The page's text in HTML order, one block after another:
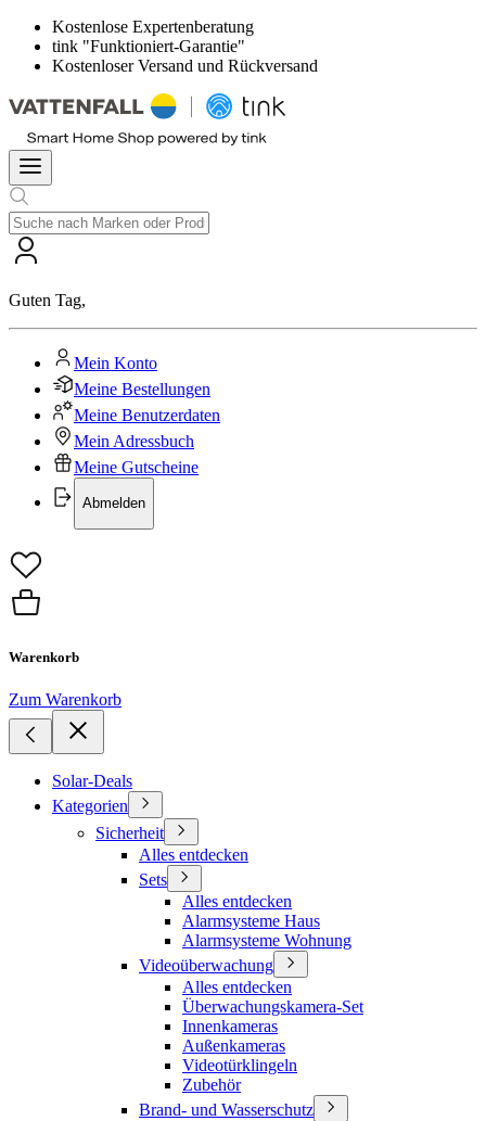
Kostenlose Expertenberatung
tink "Funktioniert-Garantie"
Kostenloser Versand und Rückversand
Guten Tag,
Mein Konto
Meine Bestellungen
Meine Benutzerdaten
Mein Adressbuch
Meine Gutscheine
Abmelden
Warenkorb
Zum Warenkorb
Solar-Deals
Kategorien
Sicherheit
Alles entdecken
Sets
Alles entdecken
Alarmsysteme Haus
Alarmsysteme Wohnung
Videoüberwachung
Alles entdecken
Überwachungskamera-Set
Innenkameras
Außenkameras
Videotürklingeln
Zubehör
Brand- und Wasserschutz